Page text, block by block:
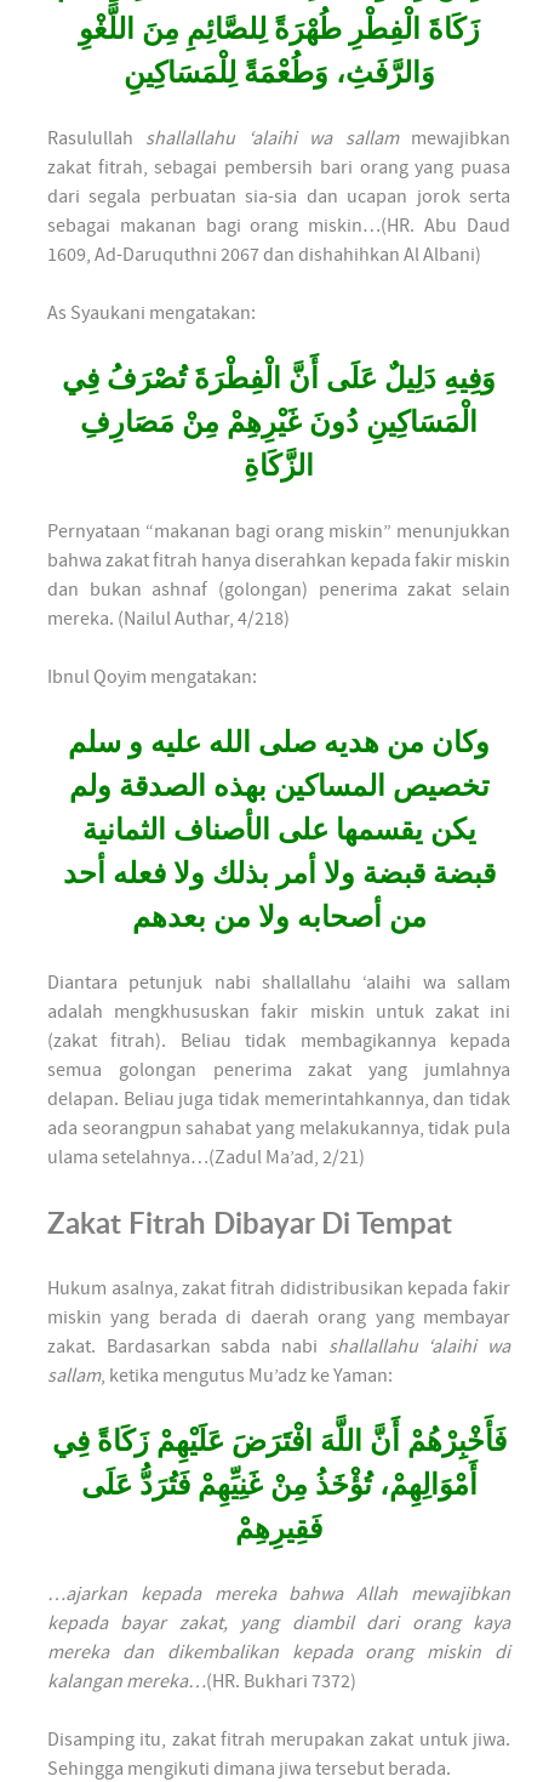
زَكَاةَ الْفِطْرِ طُهْرَةً لِلصَّائِمِ مِنَ اللَّغْوِ
وَالرَّفَثِ، وَطُعْمَةً لِلْمَسَاكِينِ
Rasulullah shallallahu ‘alaihi wa sallammewajibkan
zakat fitrah, sebagai pembersih bari orang yang puasa
dari segala perbuatan sia-sia dan ucapan jorok serta
sebagai makanan bagi orang miskin…(HR. Abu Daud
1609, Ad-Daruquthni 2067 dan dishahihkan Al Albani)
As Syaukani mengatakan:
وَفِيهِ دَلِيلٌ عَلَى أَنَّ الْفِطْرَةَ تُصْرَفُ فِي
الْمَسَاكِينِ دُونَ غَيْرِهِمْ مِنْ مَصَارِفِ
الزَّكَاةِ
Pernyataan “makanan bagi orang miskin” menunjukkan
bahwa zakat fitrah hanya diserahkan kepada fakir miskin
dan bukan ashnaf (golongan) penerima zakat selain
mereka. (Nailul Authar, 4/218)
Ibnul Qoyim mengatakan:
وكان من هديه صلى الله عليه و سلم
تخصيص المساكين بهذه الصدقة ولم
يكن يقسمها على الأصناف الثمانية
قبضة قبضة ولا أمر بذلك ولا فعله أحد
من أصحابه ولا من بعدهم
Diantara petunjuk nabi shallallahu ‘alaihi wa sallam
adalah mengkhususkan fakir miskin untuk zakat ini
(zakat fitrah). Beliau tidak membagikannya kepada
semua golongan penerima zakat yang jumlahnya
delapan. Beliau juga tidak memerintahkannya, dan tidak
ada seorangpun sahabat yang melakukannya, tidak pula
ulama setelahnya…(Zadul Ma’ad, 2/21)
Zakat Fitrah Dibayar Di Tempat
Hukum asalnya, zakat fitrah didistribusikan kepada fakir
miskin yang berada di daerah orang yang membayar
zakat. Bardasarkan sabda nabi shallallahu ‘alaihi wa
sallam, ketika mengutus Mu’adz ke Yaman:
فَأَخْبِرْهُمْ أَنَّ اللَّهَ افْتَرَضَ عَلَيْهِمْ زَكَاةً فِي
أَمْوَالِهِمْ، تُؤْخَذُ مِنْ غَنِيِّهِمْ فَتُرَدُّ عَلَى
فَقِيرِهِمْ
…ajarkan kepada mereka bahwa Allah mewajibkan
kepada bayar zakat, yang diambil dari orang kaya
mereka dan dikembalikan kepada orang miskin di
kalangan mereka…(HR. Bukhari 7372)
Disamping itu, zakat fitrah merupakan zakat untuk jiwa.
Sehingga mengikuti dimana jiwa tersebut berada.